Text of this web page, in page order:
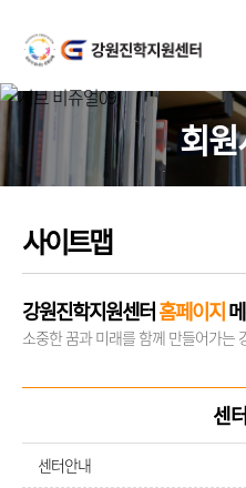
회
사이트맵
강원진학지원센터홈페이지
소중한 꿈과 미래를 함께 만들어가는
센
센터안내